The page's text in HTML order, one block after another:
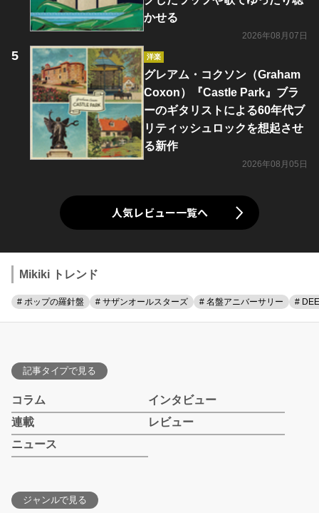
かせる
2026年08月07日
洋楽
グレアム・コクソン（Graham
Coxon）『Castle Park』ブラ
ーのギタリストによる60年代ブ
リティッシュロックを想起させ
る新作
2026年08月05日
人気レビュー一覧へ
Mikiki トレンド
# ポップの羅針盤 # サザンオールスターズ # 名盤アニバーサリー #
記事タイプで見る
コラム
インタビュー
連載
レビュー
ニュース
ジャンルで見る